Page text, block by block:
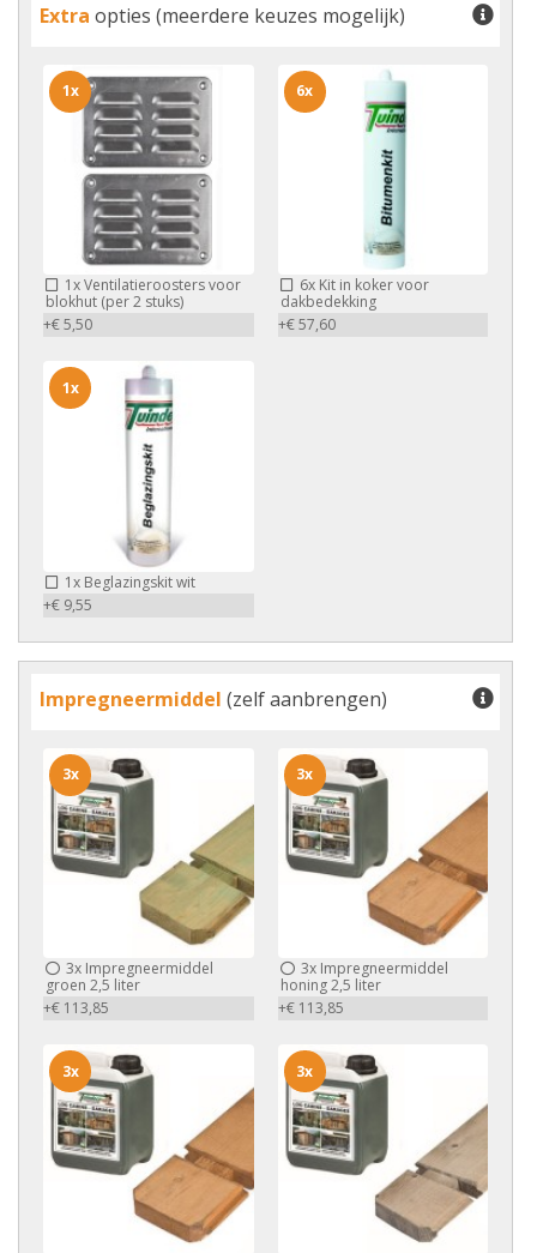
Extra opties (meerdere keuzes mogelijk)
1xVentilatieroosters voor
blokhut (per 2 stuks)
+€ 5,50
1x
6xKit in koker voor
dakbedekking
+€ 57,60
6x
1x Beglazingskit wit
+€ 9,55
1x
Impregneermiddel (zelf aanbrengen)
3x Impregneermiddel
groen 2,5 liter
+€ 113,85
3x
3xImpregneermiddel
honing 2,5 liter
+€ 113,85
3x
3x 3x